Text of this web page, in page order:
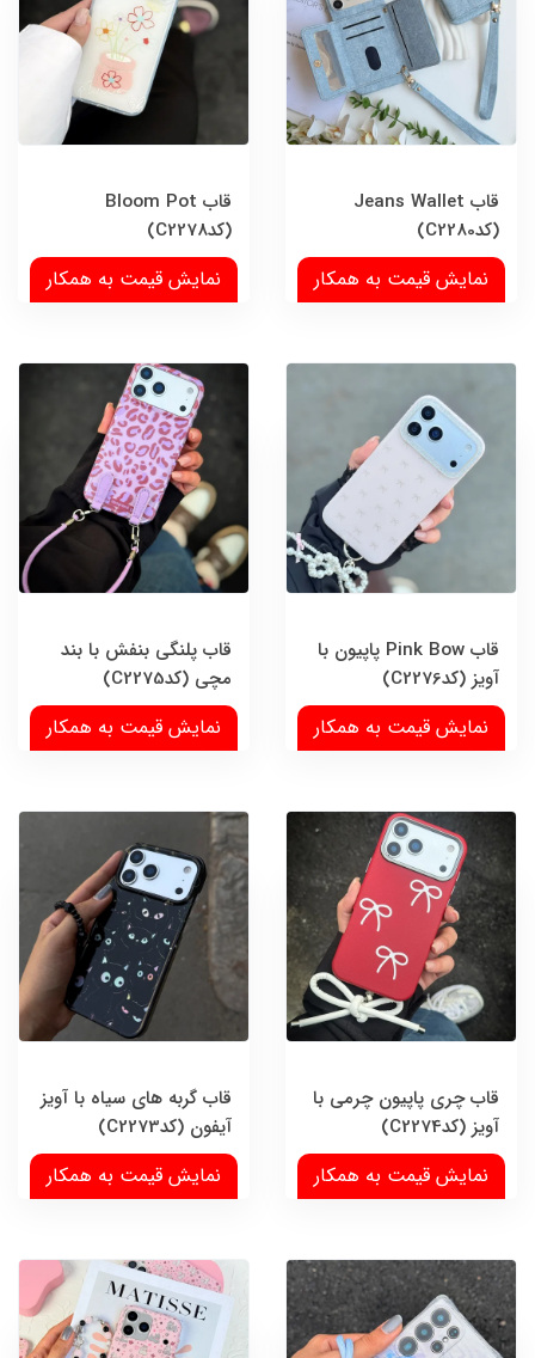
قاب Jeans Wallet
(کدC2280)
نمایش قیمت به همکار
قاب Bloom Pot
(کدC2278)
نمایش قیمت به همکار
قاب Pink Bow پاپیون با
آویز (کدC2276)
نمایش قیمت به همکار
قاب پلنگی بنفش با بند
مچی (کدC2275)
نمایش قیمت به همکار
قاب چری پاپیون چرمی با
آویز (کدC2274)
نمایش قیمت به همکار
قاب گربه های سیاه با آویز
آیفون (کدC2273)
نمایش قیمت به همکار